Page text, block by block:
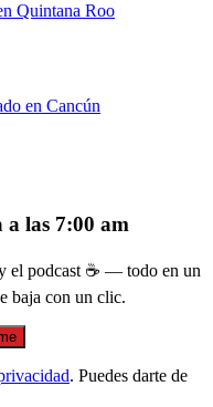
Quintana Roo
en Cancún
a las 7:00 am
el podcast ☕ — todo en un
baja con un clic.
. Puedes darte de